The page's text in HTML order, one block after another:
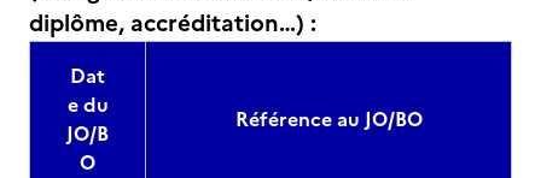
diplôme, accréditation…) :
Dat
e du
JO/B
O
Référence au JO/BO